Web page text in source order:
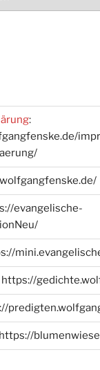
:
evangelische-
https://
https://